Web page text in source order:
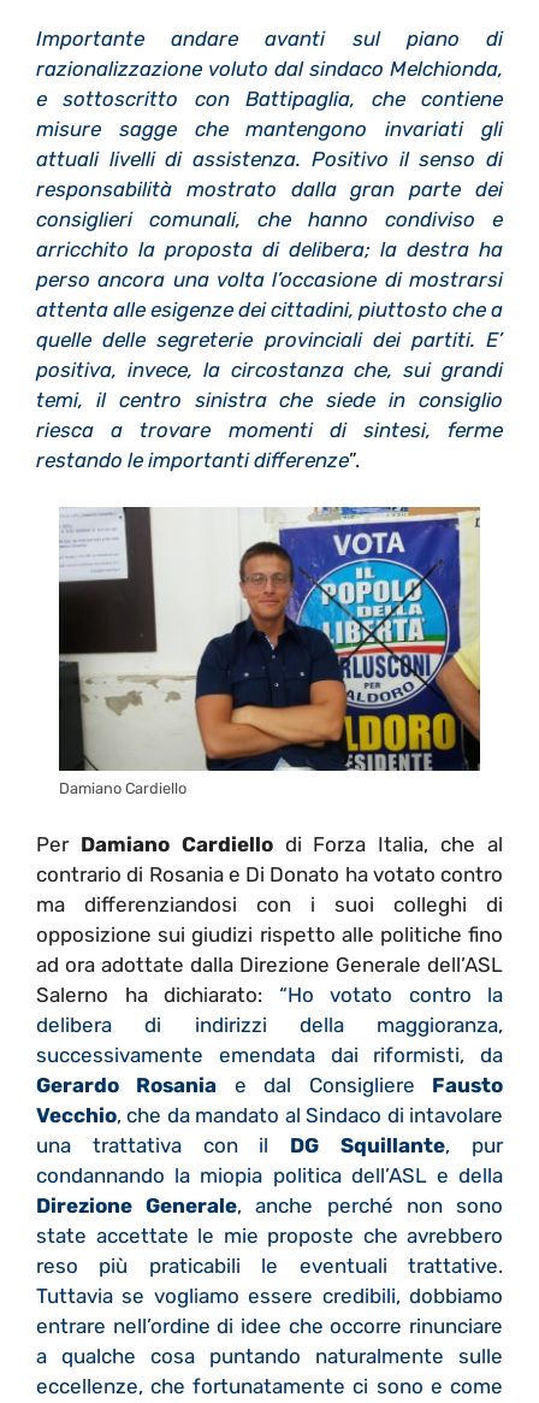
Importante andare avanti sul piano di
razionalizzazione voluto dal sindaco Melchionda,
e sottoscritto con Battipaglia, che contiene
misure sagge che mantengono invariati gli
attuali livelli di assistenza. Positivo il senso di
responsabilità mostrato dalla gran parte dei
consiglieri comunali, che hanno condiviso e
arricchito la proposta di delibera; la destra ha
perso ancora una volta l’occasione di mostrarsi
attenta alle esigenze dei cittadini, piuttosto che a
quelle delle segreterie provinciali dei partiti. E’
positiva, invece, la circostanza che, sui grandi
temi, il centro sinistra che siede in consiglio
riesca a trovare momenti di sintesi, ferme
restando le importanti differenze”.
Damiano Cardiello
Per Damiano Cardiellodi Forza Italia, che al
contrario di Rosania e Di Donato ha votato contro
ma differenziandosi con i suoi colleghi di
opposizione sui giudizi rispetto alle politiche fino
ad ora adottate dalla Direzione Generale dell’ASL
Salerno ha dichiarato: “Ho votato contro la
delibera di indirizzi della maggioranza,
successivamente emendata dai riformisti, da
Gerardo Rosania e dal Consigliere Fausto
Vecchio, che da mandato al Sindaco di intavolare
una trattativa con il DG Squillante, pur
condannando la miopia politica dell’ASL e della
Direzione Generale, anche perché non sono
state accettate le mie proposte che avrebbero
reso più praticabili le eventuali trattative.
Tuttavia se vogliamo essere credibili, dobbiamo
entrare nell’ordine di idee che occorre rinunciare
a qualche cosa puntando naturalmente sulle
eccellenze, che fortunatamente ci sono e come